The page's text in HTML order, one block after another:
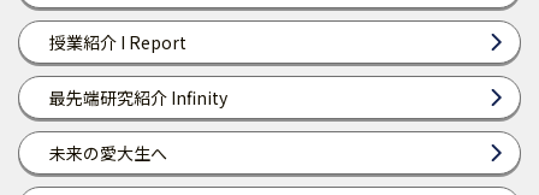
授業紹介 I Report
最先端研究紹介 Infinity
未来の愛大生へ